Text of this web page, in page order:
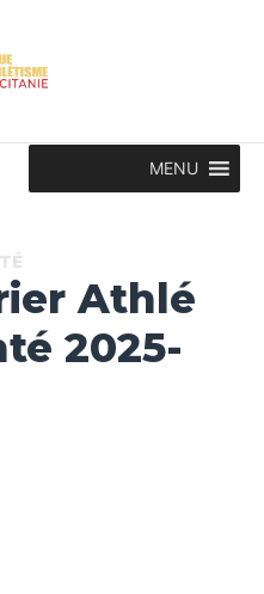
MENU
Athlé
2025-